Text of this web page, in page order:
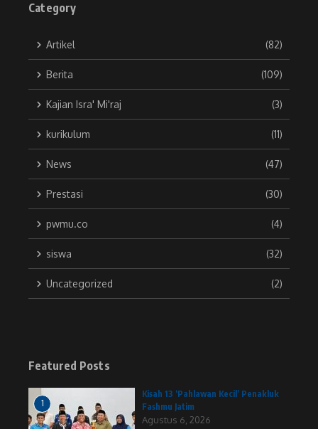
Category
Artikel (82)
Berita (109)
Kajian Isra' Mi'raj (3)
kurikulum (11)
News (47)
Prestasi (30)
pwmu.co (4)
siswa (32)
Uncategorized (2)
Featured Posts
1
Kisah 13 ‘Pahlawan Kecil’ Penakluk
Fashmu Jatim
Agustus 6, 2026